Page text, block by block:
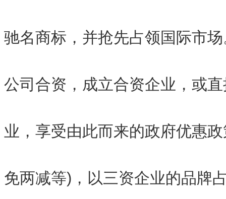
驰名商标，并抢先占领国际市
公司合资，成立合资企业，或
业，享受由此而来的政府优惠
免两减等)，以三资企业的品牌